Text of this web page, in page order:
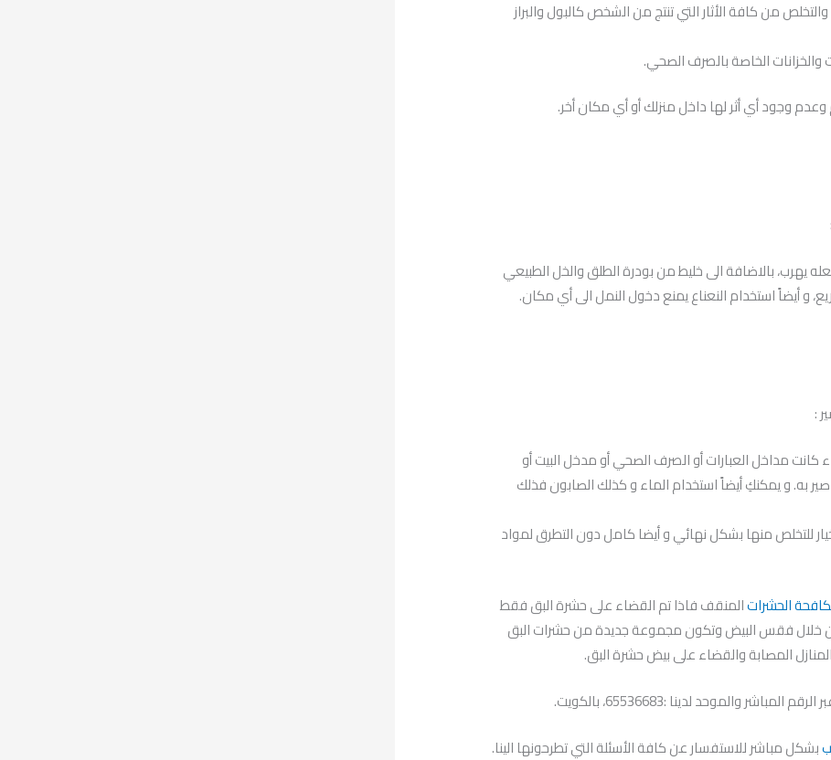
من كافة الأثار التي تنتج من الشخص كالبول والبراز
والخزانات الخاصة بالصرف الصحي.
وجود أي أثر لها داخل منزلك أو أي مكان أخر.
يهرب، بالاضافة الى خليط من بودرة الطلق والخل الطبيعي
أيضاً استخدام النعناع يمنع دخول النمل الى أي مكان.
:
مداخل العبارات أو الصرف الصحي أو مدخل البيت أو
به. و يمكنكِ أيضاً استخدام الماء و كذلك الصابون فذلك
للتخلص منها بشكل نهائي و أيضا كامل دون التطرق لمواد
الحشراتالمنقف فاذا تم القضاء على حشرة البق فقط
خلال فقس البيض وتكون مجموعة جديدة من حشرات البق
المصابة والقضاء على بيض حشرة البق.
والموحد لدينا :65536683، بالكويت.
بشكل مباشر للاستفسار عن كافة الأسئلة التي تطرحونها الينا.